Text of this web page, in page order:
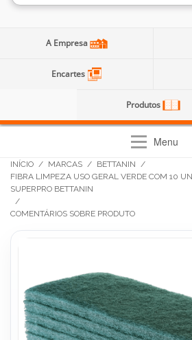
A Empresa
Encartes
Produtos
Menu
INÍCIO / MARCAS / BETTANIN /
FIBRA LIMPEZA USO GERAL VERDE COM 10
SUPERPRO BETTANIN
/
COMENTÁRIOS SOBRE PRODUTO